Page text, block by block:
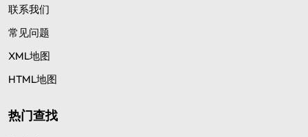
联系我们
常见问题
XML地图
HTML地图
热门查找